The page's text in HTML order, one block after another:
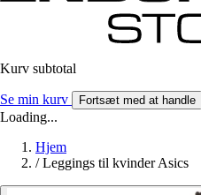
Kurv subtotal
Se min kurv Fortsæt med at handle
Loading...
Hjem
/ Leggings til kvinder Asics